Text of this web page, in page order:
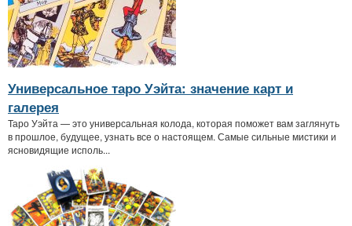
Универсальное таро Уэйта: значение карт и
галерея
Таро Уэйта — это универсальная колода, которая поможет вам заглянуть
в прошлое, будущее, узнать все о настоящем. Самые сильные мистики и
ясновидящие исполь...